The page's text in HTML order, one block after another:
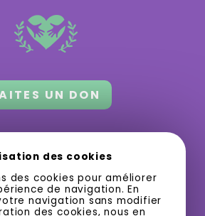
UN DON
besoin de votre appui
des activités gratuites
ou à bas prix.
des cookies
des cookies pour améliorer
de navigation. En
navigation sans modifier
des cookies, nous en